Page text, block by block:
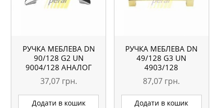
РУЧКА МЕБЛЕВА DN
90/128 G2 UN
9004/128 АНАЛОГ
37,07 грн.
Додати в кошик
РУЧКА МЕБЛЕВА DN
49/128 G3 UN
4903/128
87,07 грн.
Додати в кошик